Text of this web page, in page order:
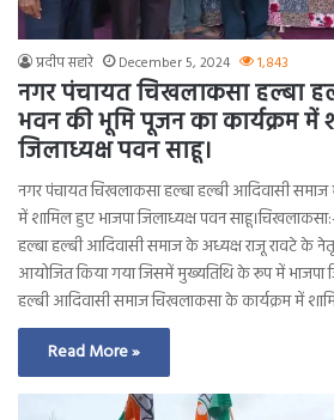
प्रदीप सहारे December 5, 2024 1,843
नगर पंचायत चिखलाकसा हल्बा
भवन की भूमि पूजन का कार्यक्रम में
जिलाध्यक्ष पवन साहू।
नगर पंचायत चिखलाकसा हल्बा हल्बी आदिवासी
में शामिल हुए भाजपा जिलाध्यक्ष पवन
हल्बा हल्बी आदिवासी समाज के अध्यक्ष राजू रावटे के
आयोजित किया गया जिसमें मुख्यतिथि के रूप में भाजपा
हल्बी आदिवासी समाज चिखलाकसा के कार्यक्रम में
Read More »